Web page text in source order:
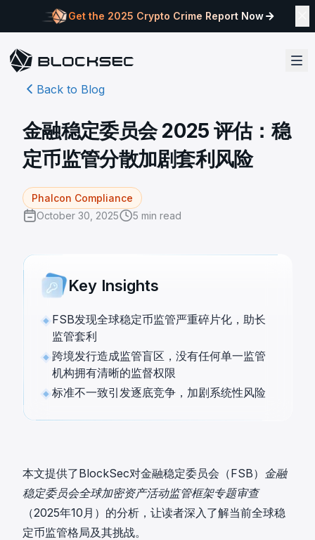
Get the 2025 Crypto Crime Report Now
Back to Blog
金融稳定委员会 2025 评估：稳
定币监管分散加剧套利风险
Phalcon Compliance
October 30, 2025
5 min read
Key Insights
FSB发现全球稳定币监管严重碎片化，助长
监管套利
跨境发行造成监管盲区，没有任何单一监管
机构拥有清晰的监督权限
标准不一致引发逐底竞争，加剧系统性风险
本文提供了BlockSec对金融稳定委员会（FSB） 金融
稳定委员会全球加密资产活动监管框架专题审查
（2025年10月） 的分析，让读者深入了解当前全球稳
定币监管格局及其挑战。